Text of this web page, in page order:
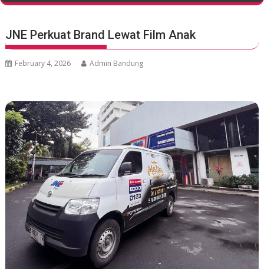
t
JNE Perkuat Brand Lewat Film Anak
February 4, 2026 Admin Bandung